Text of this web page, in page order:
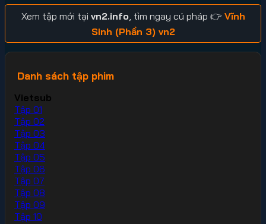
Xem tập mới tại vn2.info, tìm ngay cú pháp 👉 Vĩnh
Sinh (Phần 3) vn2
Danh sách tập phim
Vietsub
Tập 01
Tập 02
Tập 03
Tập 04
Tập 05
Tập 06
Tập 07
Tập 08
Tập 09
Tập 10